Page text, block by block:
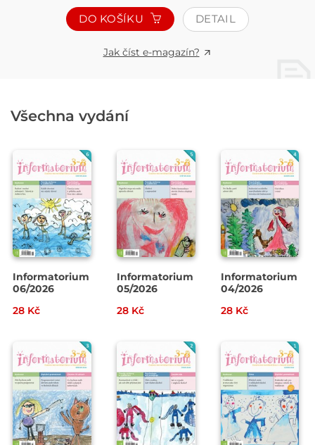
DO KOŠÍKU DETAIL
Jak číst e-magazín?
Všechna vydání
Informatorium
06/2026
28 Kč
Informatorium
05/2026
28 Kč
Informatorium
04/2026
28 Kč